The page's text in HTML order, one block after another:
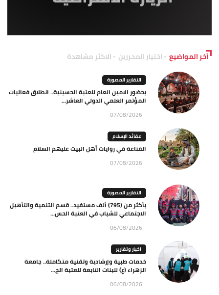
آخر المواضيع اختيار المحررين الاكثر مشاهدة
التقارير المصورة
بحضور الامين العام للعتبة الحسينية.. انطلاق فعاليات
المؤتمر العلمي الدولي العاشر...
07/08/2026
عقائد الإسلام
القناعة في روايات أهل البيت عليهم السلام
07/08/2026
التقارير المصورة
بأكثر من (795) ألف مستفيد.. قسم التنمية والتأهيل
الاجتماعي للشباب في العتبة الحس...
06/08/2026
اخبار وتقارير
خدمات طبية وإرشادية وتقنية متكاملة.. جامعة
الزهراء (ع) للبنات التابعة للعتبة الح...
06/08/2026